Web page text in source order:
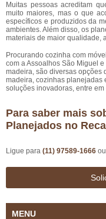
Muitas pessoas acreditam
muito maiores, mas o que
específicos e produzidos da
ambientes. Além disso, os
materiais de maior qualidade,
Procurando cozinha com
com a Assoalhos São Miguel
madeira, são diversas opções
madeira, cozinhas planejadas
soluções inovadoras, entre em
Para saber mais
Planejados no
Ligue para (11) 97589-1666 ou
MENU